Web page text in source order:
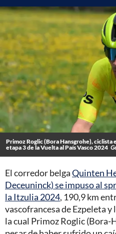
Primoz Roglic (Bora Hansgrohe),
etapa 3 de la Vuelta al País Vasco 2024
El corredor belgaQuinten
Deceuninck) se impuso al
la Itzulia 2024, 190,9 km
vascofrancesa de Ezpeleta
la cual Primoz Roglic (Bora-